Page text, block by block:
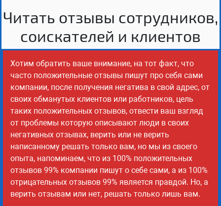
Читать отзывы сотрудников,
соискателей и клиентов
Хотим обратить ваше внимание, на тот факт, что
часто положительные отзывы пишут про себя сами
компании, после получения негатива в свой адрес, от
своих обманутых клиентов или работников, цель
таких положительных отзывов, отвести ваш взгляд
от проблемы которую описывают люди в своих
негативных отзывах, верить или не верить
написанному решать только вам, но мы из своего
опыта, напоминаем, что из 100% положительных
отзывов 99% компании пишут о себе сами, а из 100%
отрицательных отзывов 99% является правдой. Но, а
верить отзывам или нет, решать только лишь вам.